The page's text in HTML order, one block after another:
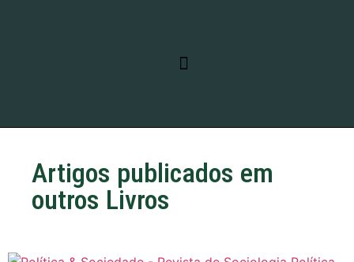
Artigos publicados em
outros Livros